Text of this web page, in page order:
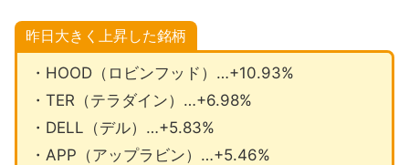
昨日大きく上昇した銘柄
・HOOD（ロビンフッド）…+10.93%
・TER（テラダイン）…+6.98%
・DELL（デル）…+5.83%
・APP（アップラビン）…+5.46%